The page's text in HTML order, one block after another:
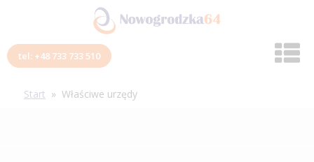
tel: +48 733 733 510
Start » Właściwe urzędy